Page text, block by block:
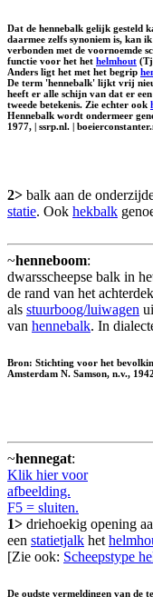
Dat de hennebalk gelijk gesteld
daarmee zelfs synoniem is, kan
verbonden met de voornoemde
functie voor het het helmhout
Anders ligt het met het begrip
De term 'hennebalk' lijkt vrij
heeft er alle schijn van dat er
tweede betekenis. Zie echter ook
Hennebalk wordt ondermeer
1977, | ssrp.nl. |
2> balk aan de
statie. Ook hekbalk
~henneboom:
dwarsscheepse balk in
de rand van het
als stuurboog/luiwagen
van hennebalk. In
Bron: Stichting voor het
Amsterdam N. Samson, n.v.,
~hennegat:
Klik hier voor
afbeelding.
F5 = sluiten.
1> driehoekig opening
een statietjalk het
[Zie ook: Scheepstype
De oudste vermeldingen van de